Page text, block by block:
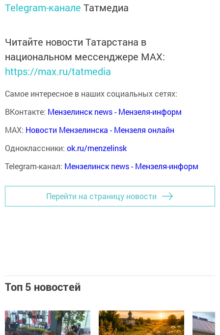
Telegram-канале Татмедиа
Читайте новости Татарстана в
национальном мессенджере MАХ:
https://max.ru/tatmedia
Самое интересное в наших социальных сетях:
ВКонтакте: Мензелинск news - Мензеля-информ
MAX: Новости Мензелинска - Мензеля онлайн
Одноклассники: ok.ru/menzelinsk
Telegram-канал: Мензелинск news - Мензеля-информ
Перейти на страницу новости
Топ 5 новостей